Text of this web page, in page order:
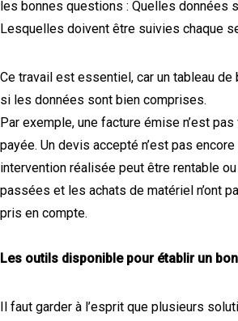
les bonnes questions : Quelles données
Lesquelles doivent être suivies chaque
Ce travail est essentiel, car un tableau de
si les données sont bien comprises.
Par exemple, une facture émise n’est
payée. Un devis accepté n’est pas
intervention réalisée peut être rentable
passées et les achats de matériel n’ont
pris en compte.
Les outils disponible pour établir un
Il faut garder à l’esprit que plusieurs